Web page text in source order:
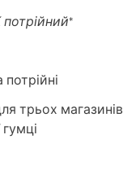
*
трьох магазинів